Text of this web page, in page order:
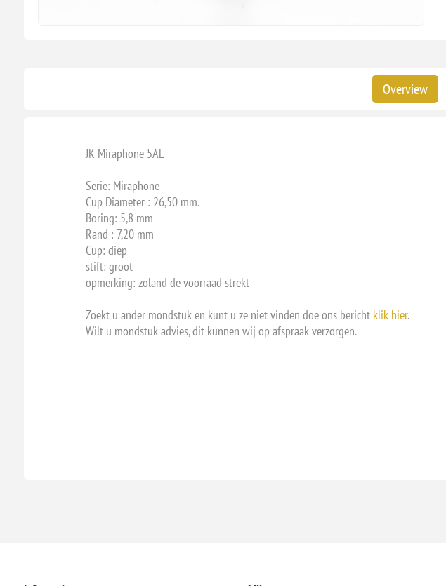
Overview
JK Miraphone 5AL
Serie: Miraphone
Cup Diameter : 26,50 mm.
Boring: 5,8 mm
Rand : 7,20 mm
Cup: diep
stift: groot
opmerking: zoland de voorraad strekt
Zoekt u ander mondstuk en kunt u ze niet vinden doe ons bericht klik hier.
Wilt u mondstuk advies, dit kunnen wij op afspraak verzorgen.